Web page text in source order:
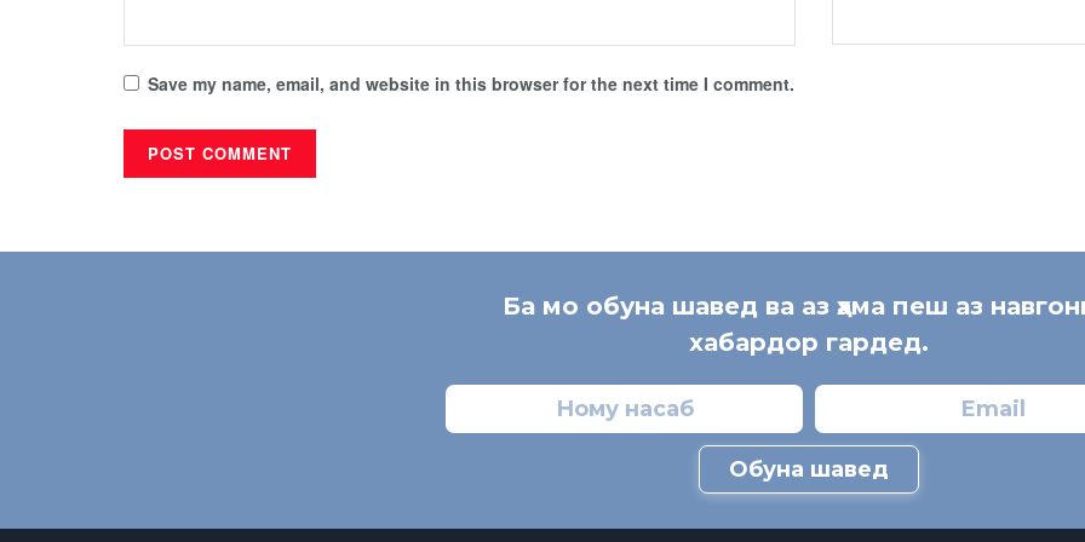
Save my name, email, and website in this browser for the next time I comment.
Ба мо обуна шавед ва аз ҳама пеш аз
хабардор гардед.
Обуна шавед